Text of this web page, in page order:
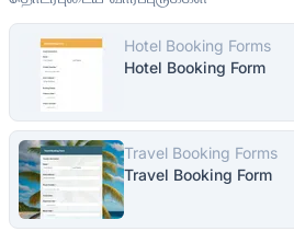
Hotel Booking Forms
Hotel Booking Form
Travel Booking Forms
Travel Booking Form